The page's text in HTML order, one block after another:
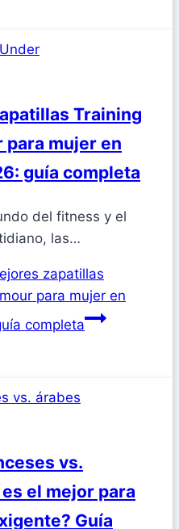
Training
para mujer en
guía completa
del fitness y el
las…
zapatillas
para mujer en
completa
vs.
el mejor para
Guía